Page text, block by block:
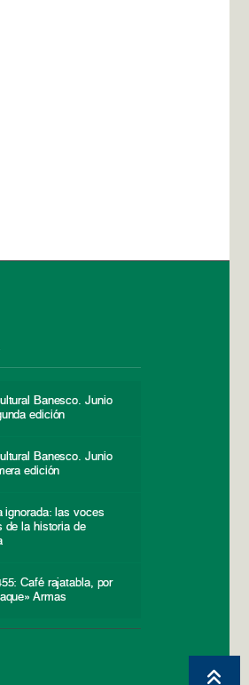
Banesco. Junio
edición
Banesco. Junio
edición
ignorada: las voces
de la historia de
Café rajatabla, por
Armas